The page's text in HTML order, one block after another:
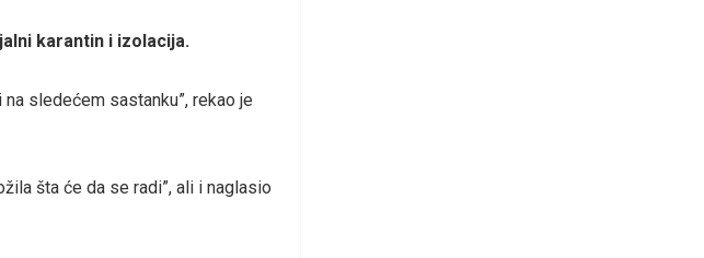
karantin i izolacija.
sledećem sastanku”, rekao je
šta će da se radi”, ali i naglasio